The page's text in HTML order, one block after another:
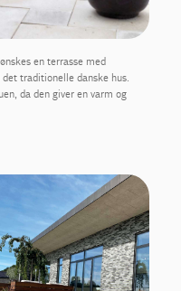
en terrasse med
traditionelle danske hus.
da den giver en varm og